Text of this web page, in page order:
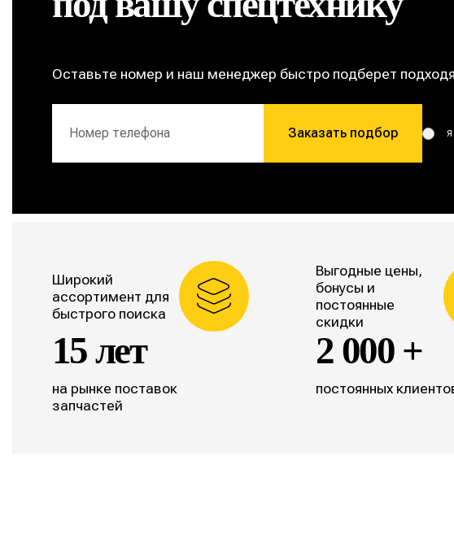
Оставьте номер и наш менеджер быстро подберет
Заказать подбор
Широкий
ассортимент для
быстрого поиска
15 лет
на рынке поставок
запчастей
Выгодные цены,
бонусы и
постоянные
скидки
2 000 +
постоянных